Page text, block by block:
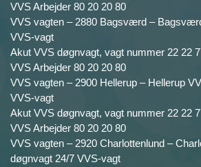
VVS Arbejder 80 20 20 80
VVS vagten – 2880 Bagsværd –
VVS-vagt
Akut VVS døgnvagt, vagt nummer 22 22
VVS Arbejder 80 20 20 80
VVS vagten – 2900 Hellerup – Hellerup
VVS-vagt
Akut VVS døgnvagt, vagt nummer 22 22
VVS Arbejder 80 20 20 80
VVS vagten – 2920 Charlottenlund –
døgnvagt 24/7 VVS-vagt